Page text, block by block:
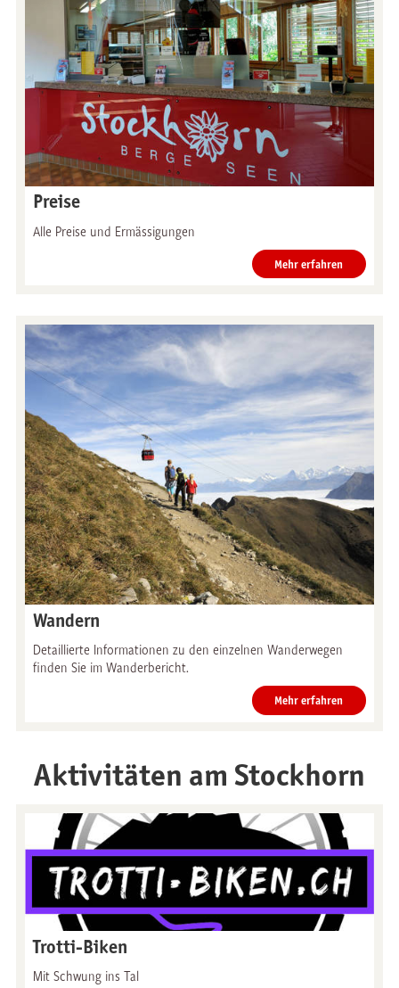
Preise
Alle Preise und Ermässigungen
Mehr erfahren
Wandern
Detaillierte Informationen zu den einzelnen Wanderwegen
finden Sie im Wanderbericht.
Mehr erfahren
Aktivitäten am Stockhorn
Trotti-Biken
Mit Schwung ins Tal